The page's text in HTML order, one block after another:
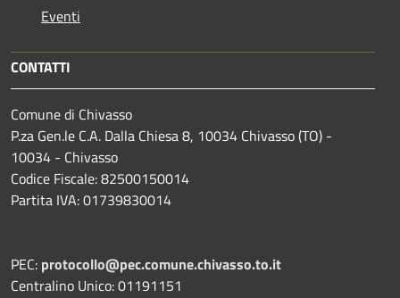
Eventi
CONTATTI
Comune di Chivasso
P.za Gen.le C.A. Dalla Chiesa 8, 10034 Chivasso (TO) -
10034 - Chivasso
Codice Fiscale: 82500150014
Partita IVA: 01739830014
PEC: protocollo@pec.comune.chivasso.to.it
Centralino Unico: 01191151